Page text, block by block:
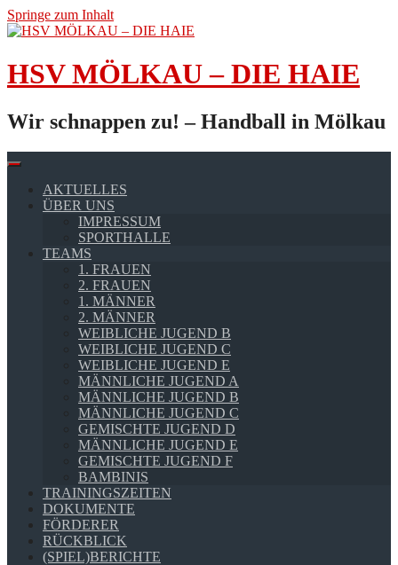
Springe zum Inhalt
HSV MÖLKAU – DIE HAIE
Wir schnappen zu! – Handball in Mölkau
AKTUELLES
ÜBER UNS
IMPRESSUM
SPORTHALLE
TEAMS
1. FRAUEN
2. FRAUEN
1. MÄNNER
2. MÄNNER
WEIBLICHE JUGEND B
WEIBLICHE JUGEND C
WEIBLICHE JUGEND E
MÄNNLICHE JUGEND A
MÄNNLICHE JUGEND B
MÄNNLICHE JUGEND C
GEMISCHTE JUGEND D
MÄNNLICHE JUGEND E
GEMISCHTE JUGEND F
BAMBINIS
TRAININGSZEITEN
DOKUMENTE
FÖRDERER
RÜCKBLICK
(SPIEL)BERICHTE